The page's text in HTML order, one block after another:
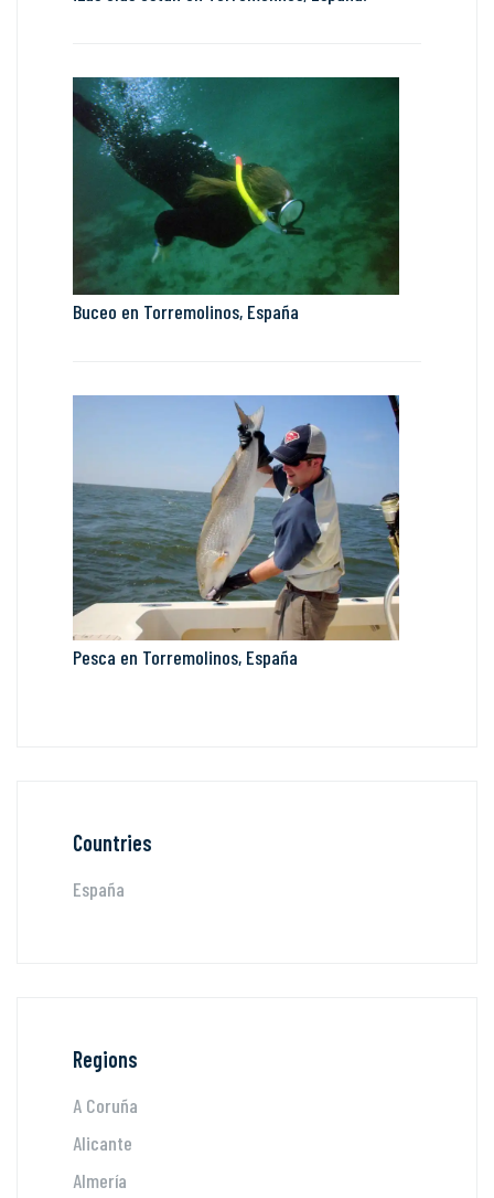
Buceo en Torremolinos, España
Pesca en Torremolinos, España
Countries
España
Regions
A Coruña
Alicante
Almería